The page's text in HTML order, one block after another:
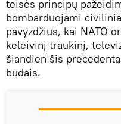
teisės principų
bombarduojami
pavyzdžius, kai NATO
keleivinį traukinį,
šiandien šis
būdais.